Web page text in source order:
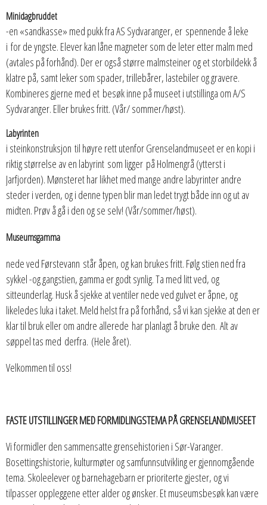
Minidagbruddet
-en «sandkasse» med pukk fra AS Sydvaranger, er spennende å leke
i for de yngste. Elever kan låne magneter som de leter etter malm med
(avtales på forhånd). Der er også større malmsteiner og et storbildekk å
klatre på, samt leker som spader, trillebårer, lastebiler og gravere.
Kombineres gjerne med et besøk inne på museet i utstillinga om A/S
Sydvaranger. Eller brukes fritt. (Vår/ sommer/høst).
Labyrinten
i steinkonstruksjon til høyre rett utenfor Grenselandmuseet er en kopi i
riktig størrelse av en labyrint som ligger på Holmengrå (ytterst i
Jarfjorden). Mønsteret har likhet med mange andre labyrinter andre
steder i verden, og i denne typen blir man ledet trygt både inn og ut av
midten. Prøv å gå i den og se selv! (Vår/sommer/høst).
Museumsgamma
nede ved Førstevann står åpen, og kan brukes fritt. Følg stien ned fra
sykkel -og gangstien, gamma er godt synlig. Ta med litt ved, og
sitteunderlag. Husk å sjekke at ventiler nede ved gulvet er åpne, og
likeledes luka i taket. Meld helst fra på forhånd, så vi kan sjekke at den er
klar til bruk eller om andre allerede har planlagt å bruke den. Alt av
søppel tas med derfra. (Hele året).
Velkommen til oss!
FASTE UTSTILLINGER MED FORMIDLINGSTEMA PÅ GRENSELANDMUSEET
Vi formidler den sammensatte grensehistorien i Sør-Varanger.
Bosettingshistorie, kulturmøter og samfunnsutvikling er gjennomgående
tema. Skoleelever og barnehagebarn er prioriterte gjester, og vi
tilpasser oppleggene etter alder og ønsker. Et museumsbesøk kan være